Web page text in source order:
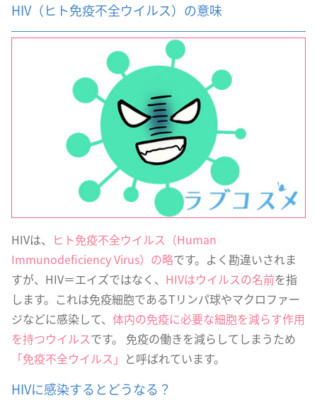
HIV（ヒト免疫不全ウイルス）の意味
HIVは、 ヒト免疫不全ウイルス（Human
Immunodeficiency Virus）の略です。よく勘違いされま
すが、HIV＝エイズではなく、 HIVはウイルスの名前を指
します。これは免疫細胞であるTリンパ球やマクロファー
ジなどに感染して、 体内の免疫に必要な細胞を減らす作用
を持つウイルスです。 免疫の働きを減らしてしまうため
「免疫不全ウイルス」 と呼ばれています。
HIVに感染するとどうなる？